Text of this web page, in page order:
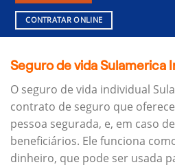
CONTRATAR ONLINE
Seguro de vida Sulamerica
O seguro de vida individual
contrato de seguro que
pessoa segurada, e, em caso
beneficiários. Ele funciona
dinheiro, que pode ser usada